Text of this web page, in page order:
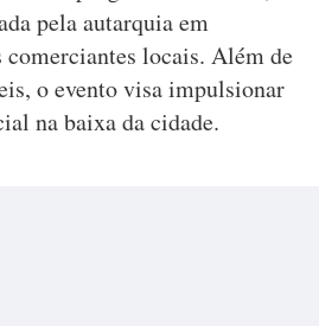
pela autarquia em
comerciantes locais. Além de
o evento visa impulsionar
na baixa da cidade.